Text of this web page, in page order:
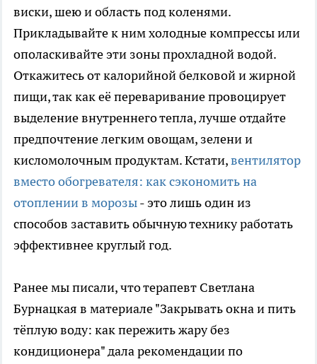
виски, шею и область под коленями.
Прикладывайте к ним холодные компрессы или
ополаскивайте эти зоны прохладной водой.
Откажитесь от калорийной белковой и жирной
пищи, так как её переваривание провоцирует
выделение внутреннего тепла, лучше отдайте
предпочтение легким овощам, зелени и
кисломолочным продуктам. Кстати,вентилятор
вместо обогревателя: как сэкономить на
отоплении в морозы- это лишь один из
способов заставить обычную технику работать
эффективнее круглый год.
Ранее мы писали, что терапевт Светлана
Бурнацкая в материале "Закрывать окна и пить
тёплую воду: как пережить жару без
кондиционера" дала рекомендации по